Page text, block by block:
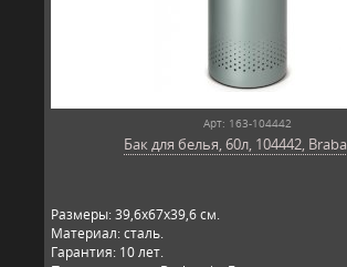
Арт: 163-104442
Бак для белья, 60л, 104442,
Размеры: 39,6х67х39,6 см.
Материал: сталь.
Гарантия: 10 лет.